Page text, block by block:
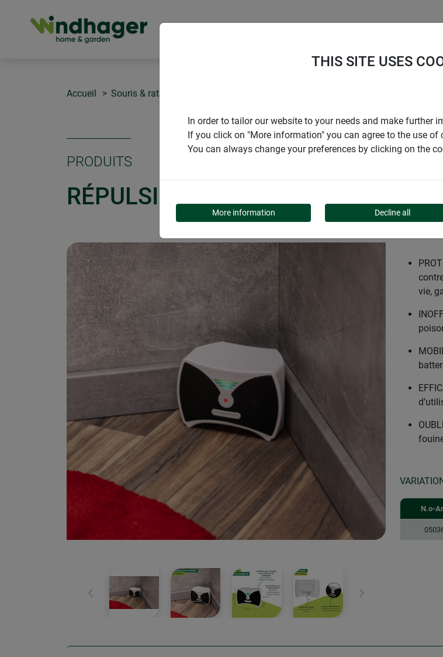
Accueil Souris & rats
PRODUITS
RÉPULSIF À SOURIS ET À RATS
retour Continuer
vie,
N.o-
THIS SITE USES
In order to tailor our website to your needs and make further
If you click on "More information" you can agree to the use of
You can always change your preferences by clicking on the
More information Decline all